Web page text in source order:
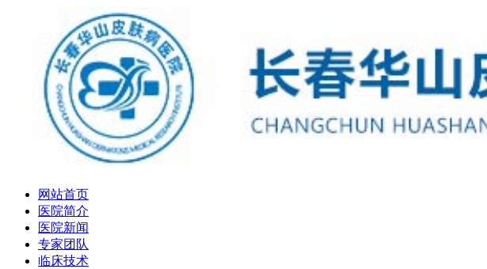
网站首页
医院简介
医院新闻
专家团队
临床技术